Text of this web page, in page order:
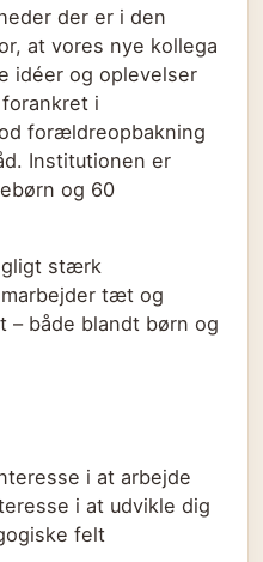
der er i den
at vores nye kollega
idéer og oplevelser
i
forældreopbakning
Institutionen er
og 60
stærk
tæt og
både blandt børn og
i at arbejde
i at udvikle dig
felt